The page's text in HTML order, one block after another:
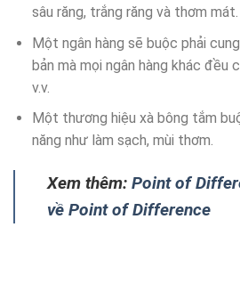
sâu răng, trắng răng và thơm mát.
Một ngân hàng sẽ buộc phải
bản mà mọi ngân hàng khác đều
v.v.
Một thương hiệu xà bông tắm
năng như làm sạch, mùi thơm.
Xem thêm: Point of
về Point of Difference